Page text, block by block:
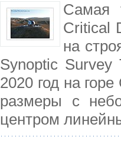
Самая
Critical
на
Synoptic Survey
2020 год на
размеры с
центром